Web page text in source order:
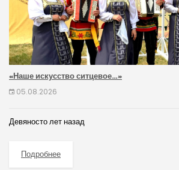
«Наше искусство ситцевое…»
05.08.2026
Девяносто лет назад
Подробнее